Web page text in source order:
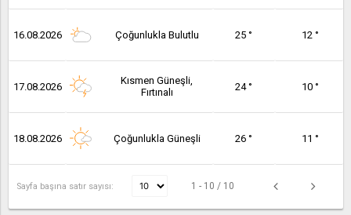
16.08.2026 Çoğunlukla Bulutlu 25 ° 12 °
17.08.2026
Kısmen Güneşli,
Fırtınalı
24 ° 10 °
18.08.2026 Çoğunlukla Güneşli 26 ° 11 °
Sayfa başına satır sayısı: 1 - 10 / 10